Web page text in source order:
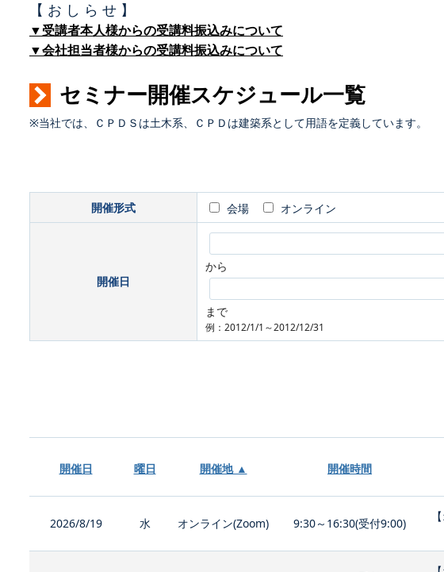
【 お し ら せ 】
▼受講者本人様からの受講料振込みについて
▼会社担当者様からの受講料振込みについて
セミナー開催スケジュール一覧
※当社では、ＣＰＤＳは土木系、ＣＰＤは建築系として用語を定義しています。
開催形式 会場 オンライン
開催日
から
まで
例：2012/1/1～2012/12/31
開催日 曜日 開催地 ▲ 開催時間
2026/8/19 水 オンライン(Zoom) 9:30～16:30(受付9:00)